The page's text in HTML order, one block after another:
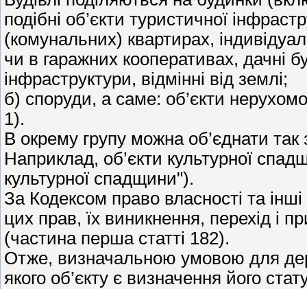
подібні об’єкти туристичної
(комунальних) квартирах,
чи в гаражних кооперативах, дачні
інфраструктури, відмінні від землі;
б) споруди, а саме: об’єкти
1).
В окрему групу можна об’єднати так
Наприклад, об’єкти культурної
культурної спадщини").
За Кодексом право власності та
цих прав, їх виникнення, перехід і
(частина перша статті 182).
Отже, визначальною умовою для
якого об’єкту є визначення його